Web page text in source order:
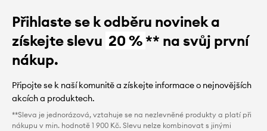
Přihlaste se k odběru novinek a
získejte slevu 20 %** na svůj první
nákup.
Připojte se k naší komunitě a získejte informace o nejnovějších
akcích a produktech.
**Sleva je jednorázová, vztahuje se na nezlevněné produkty a platí při
nákupu v min. hodnotě 1 900 Kč. Slevu nelze kombinovat s jinými